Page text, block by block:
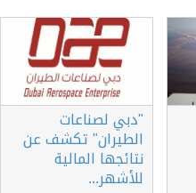
"دبي لصناعات
الطيران" تكشف عن
نتائجها المالية
للأشهر...